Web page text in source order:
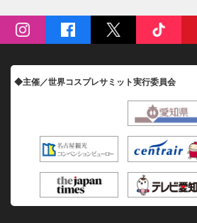
◆主催／世界コスプレサミット実行委員会